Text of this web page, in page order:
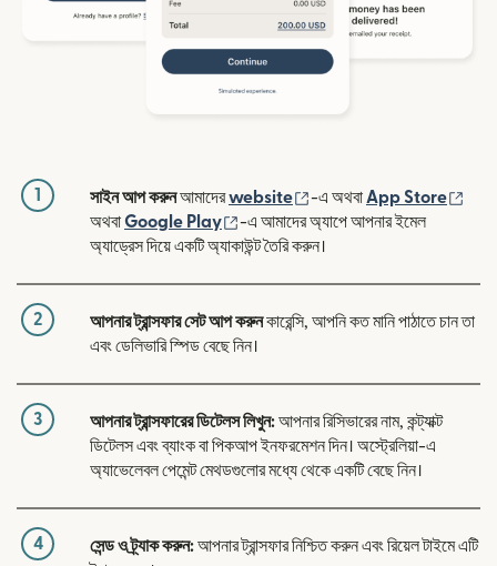
1 সাইন আপ করুনআমাদেরwebsite (নতুন উইন্ডোতে খুলবে)
-এ অথবা App Store
অথবাGoogle Play (নতুন উইন্ডোতে খুলবে)
-এ আমাদের অ্যাপে আপনার ইমেল
অ্যাড্রেস দিয়ে একটি অ্যাকাউন্ট তৈরি করুন।
2 আপনার ট্রান্সফার সেট আপ করুনকারেন্সি, আপনি কত মানি পাঠাতে চান তা
এবং ডেলিভারি স্পিড বেছে নিন।
3 আপনার ট্রান্সফারের ডিটেলস লিখুন:আপনার রিসিভারের নাম, কন্ট্যাক্ট
ডিটেলস এবং ব্যাংক বা পিকআপ ইনফরমেশন দিন। অস্ট্রেলিয়া-এ
অ্যাভেলেবল পেমেন্ট মেথডগুলোর মধ্যে থেকে একটি বেছে নিন।
4 সেন্ড ও ট্র্যাক করুন:আপনার ট্রান্সফার নিশ্চিত করুন এবং রিয়েল টাইমে এটি